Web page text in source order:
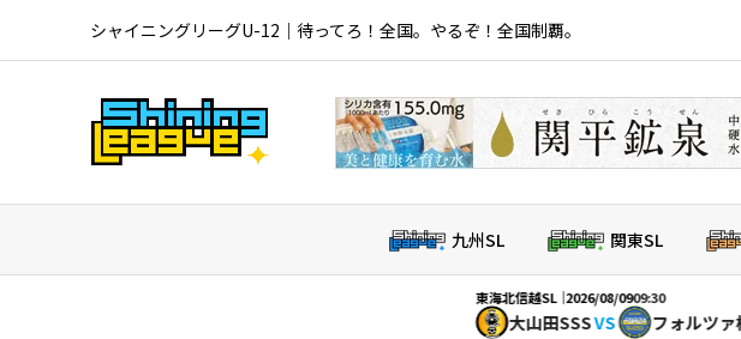
シャイニングリーグU-12｜待ってろ！全国。やるぞ！全国制覇。
九州SL 関東SL
東海北信越SL｜2026/08/09 09:30
大山田SSSVS フォルツァ松本FC